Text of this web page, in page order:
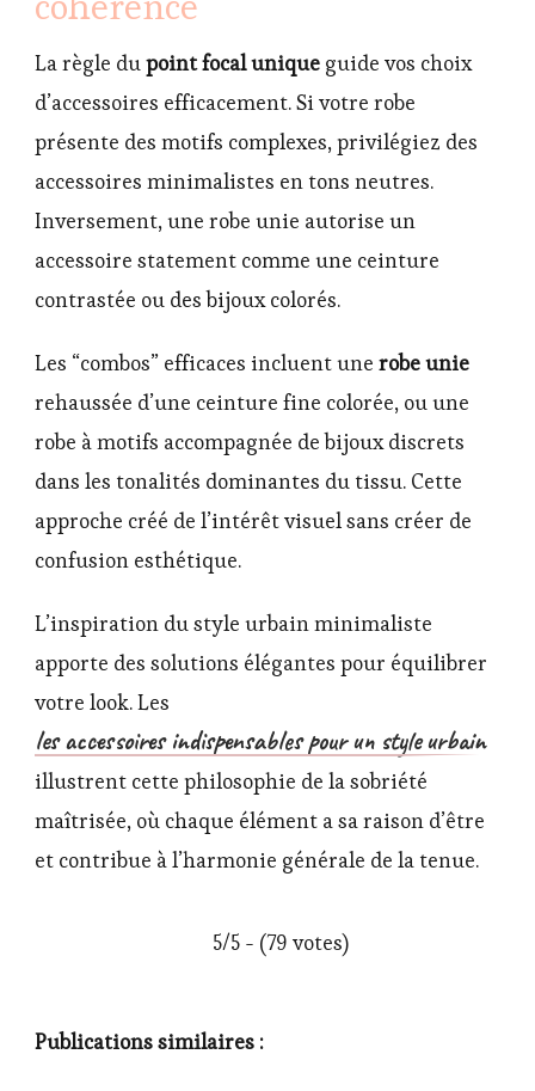
La règle dupoint focal unique guide vos choix
d’accessoires efficacement. Si votre robe
présente des motifs complexes, privilégiez des
accessoires minimalistes en tons neutres.
Inversement, une robe unie autorise un
accessoire statement comme une ceinture
contrastée ou des bijoux colorés.
Les “combos” efficaces incluent une robe unie
rehaussée d’une ceinture fine colorée, ou une
robe à motifs accompagnée de bijoux discrets
dans les tonalités dominantes du tissu. Cette
approche créé de l’intérêt visuel sans créer de
confusion esthétique.
L’inspiration du style urbain minimaliste
apporte des solutions élégantes pour équilibrer
votre look. Les
les accessoires indispensables pour un style urbain
illustrent cette philosophie de la sobriété
maîtrisée, où chaque élément a sa raison d’être
et contribue à l’harmonie générale de la tenue.
5/5 - (79 votes)
Publications similaires :